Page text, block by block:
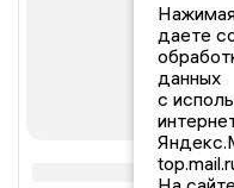
даете
данных
с